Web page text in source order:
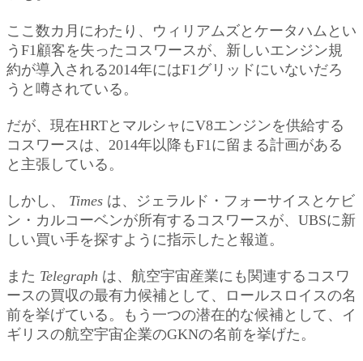
ここ数カ月にわたり、ウィリアムズとケータハムとい
うF1顧客を失ったコスワースが、新しいエンジン規
約が導入される2014年にはF1グリッドにいないだろ
うと噂されている。
だが、現在HRTとマルシャにV8エンジンを供給する
コスワースは、2014年以降もF1に留まる計画がある
と主張している。
しかし、 Times は、ジェラルド・フォーサイスとケビ
ン・カルコーベンが所有するコスワースが、UBSに新
しい買い手を探すように指示したと報道。
また Telegraph は、航空宇宙産業にも関連するコスワ
ースの買収の最有力候補として、ロールスロイスの名
前を挙げている。もう一つの潜在的な候補として、イ
ギリスの航空宇宙企業のGKNの名前を挙げた。